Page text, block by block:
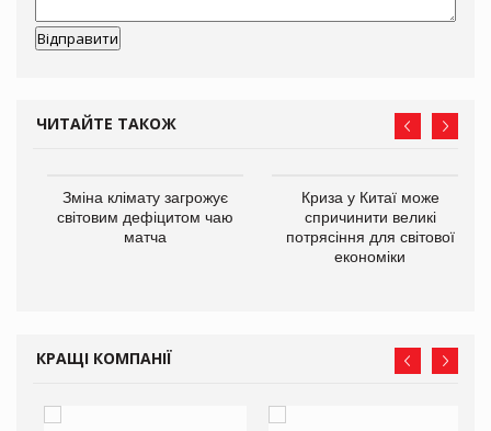
ЧИТАЙТЕ ТАКОЖ
Зміна клімату загрожує
світовим дефіцитом чаю
матча
Криза у Китаї може
спричинити великі
потрясіння для світової
економіки
КРАЩІ КОМПАНІЇ